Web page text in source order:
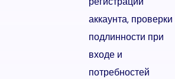
аккаунта, проверки
подлинности при
входе и
потребностей